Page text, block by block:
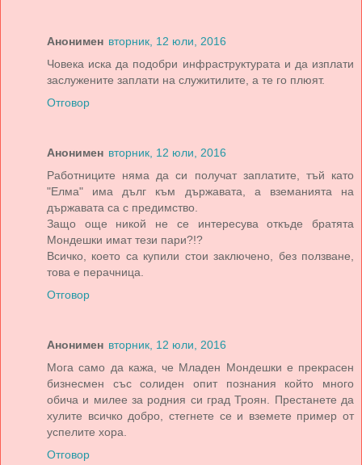
Анонимен вторник, 12 юли, 2016
Човека иска да подобри инфраструктурата и да изплати
заслужените заплати на служитилите, а те го плюят.
Отговор
Анонимен вторник, 12 юли, 2016
Работниците няма да си получат заплатите, тъй като
"Елма" има дълг към държавата, а вземанията на
държавата са с предимство.
Защо още никой не се интересува откъде братята
Мондешки имат тези пари?!?
Всичко, което са купили стои заключено, без ползване,
това е перачница.
Отговор
Анонимен вторник, 12 юли, 2016
Мога само да кажа, че Младен Мондешки е прекрасен
бизнесмен със солиден опит познания който много
обича и милее за родния си град Троян. Престанете да
хулите всичко добро, стегнете се и вземете пример от
успелите хора.
Отговор